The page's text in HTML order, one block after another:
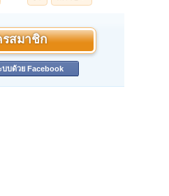
สมาชิก
บบด้วย Facebook